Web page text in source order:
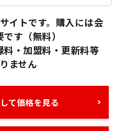
イトです。購入には会
す（無料）
・加盟料・更新料等
ません
て価格を見る